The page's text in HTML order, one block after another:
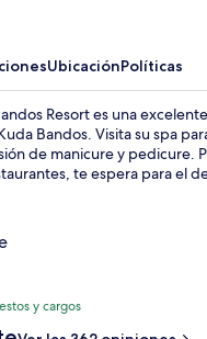
UbicaciónPolíticas
Resort es una
Bandos. Visita su spa
de manicure y pedicure.
te espera para el
y cargos